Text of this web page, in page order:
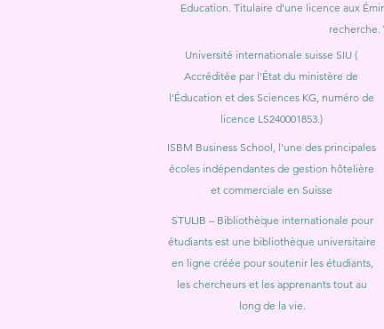
Education. Titulaire d'une licence aux
recherche.
Université internationale suisse SIU (
Accréditée par l'État du ministère de
l'Éducation et des Sciences KG, numéro de
licence LS240001853.)
ISBM Business School, l'une des principales
écoles indépendantes de gestion hôtelière
et commerciale en Suisse
STULIB – Bibliothèque internationale pour
étudiants est une bibliothèque universitaire
en ligne créée pour soutenir les étudiants,
les chercheurs et les apprenants tout au
long de la vie.